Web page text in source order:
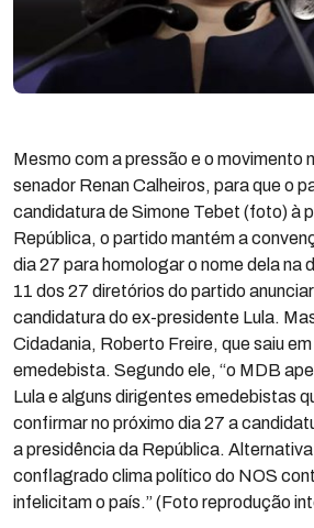
Mesmo com a pressão e o movimento
senador Renan Calheiros, para que o
candidatura de Simone Tebet (foto) à
República, o partido mantém a
dia 27 para homologar o nome dela na
11 dos 27 diretórios do partido
candidatura do ex-presidente Lula.
Cidadania, Roberto Freire, que saiu
emedebista. Segundo ele, “o MDB
Lula e alguns dirigentes emedebistas
confirmar no próximo dia 27 a
a presidência da República.
conflagrado clima político do NOS
infelicitam o país.” (Foto reprodução